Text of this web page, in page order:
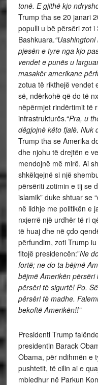
tonë. E gjithë kjo
Trump tha se 20 janari
populli u bë përsëri zot i
Bashkuara.
pjesën e tyre nga kjo
vendet e punës u
masakër amerikane
zotua të rikthejë vendet
së, ndërkohë që do të
nëpërmjet rindërtimit të
infrastrukturës.“Pra, u
dëgjojnë këto fjalë. Nuk
Trump tha se Amerika
dhe njohu të drejtën e
mendojnë më mirë. Ai
shkëlqejnë si një
përsëriti zotimin e tij se
islamik” duke shtuar se
në lidhje me politikën e
nxjerrë një urdhër të ri
të huaj dhe në çdo
përfundim, zoti Trump
fitojë presidencën:”Ne
fortë; ne do ta bëjmë
bëjmë Amerikën
përsëri të sigurtë! Po.
përsëri të madhe.
bekoftë Amerikën!!”
Presidenti Trump
presidentin Barack
Obama, për ndihmën e
pushtetit, të cilin ai e
mbledhur në Parkun